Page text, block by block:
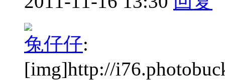
兔仔仔:
[img]http://